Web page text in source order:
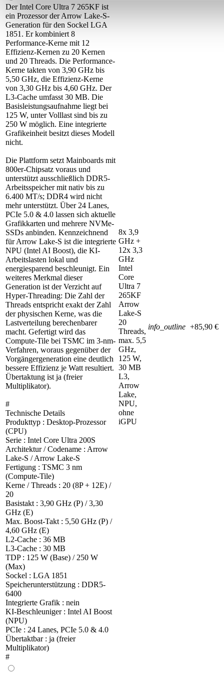
Der Intel Core Ultra 7 265KF ist
ein Prozessor der Arrow Lake-S-
Generation für den Sockel LGA
1851. Er kombiniert 8
Performance-Kerne mit 12
Effizienz-Kernen zu 20 Kernen
und 20 Threads. Die Performance-
Kerne takten von 3,90 GHz bis
5,50 GHz, die Effizienz-Kerne
von 3,30 GHz bis 4,60 GHz. Der
L3-Cache umfasst 30 MB. Die
Basisleistungsaufnahme liegt bei
125 W, unter Volllast sind bis zu
250 W möglich. Eine integrierte
Grafikeinheit besitzt dieses Modell
nicht.
Die Plattform setzt Mainboards mit
800er-Chipsatz voraus und
unterstützt ausschließlich DDR5-
Arbeitsspeicher mit nativ bis zu
6.400 MT/s; DDR4 wird nicht
mehr unterstützt. Über 24 Lanes,
PCIe 5.0 & 4.0 lassen sich aktuelle
Grafikkarten und mehrere NVMe-
SSDs anbinden. Kennzeichnend
für Arrow Lake-S ist die integrierte
NPU (Intel AI Boost), die KI-
Arbeitslasten lokal und
energiesparend beschleunigt. Ein
weiteres Merkmal dieser
Generation ist der Verzicht auf
Hyper-Threading: Die Zahl der
Threads entspricht exakt der Zahl
der physischen Kerne, was die
Lastverteilung berechenbarer
macht. Gefertigt wird das
Compute-Tile bei TSMC im 3-nm-
Verfahren, woraus gegenüber der
Vorgängergeneration eine deutlich
bessere Effizienz je Watt resultiert.
Übertaktung ist ja (freier
Multiplikator).
#
Technische Details
Produkttyp : Desktop-Prozessor
(CPU)
Serie : Intel Core Ultra 200S
Architektur / Codename : Arrow
Lake-S / Arrow Lake-S
Fertigung : TSMC 3 nm
(Compute-Tile)
Kerne / Threads : 20 (8P + 12E) /
20
Basistakt : 3,90 GHz (P) / 3,30
GHz (E)
Max. Boost-Takt : 5,50 GHz (P) /
4,60 GHz (E)
L2-Cache : 36 MB
L3-Cache : 30 MB
TDP : 125 W (Base) / 250 W
(Max)
Sockel : LGA 1851
Speicherunterstützung : DDR5-
6400
Integrierte Grafik : nein
KI-Beschleuniger : Intel AI Boost
(NPU)
PCIe : 24 Lanes, PCIe 5.0 & 4.0
Übertaktbar : ja (freier
Multiplikator)
#
8x 3,9
GHz +
12x 3,3
GHz
Intel
Core
Ultra 7
265KF
Arrow
Lake-S
20
Threads,
max. 5,5
GHz,
125 W,
30 MB
L3,
Arrow
Lake,
NPU,
ohne
iGPU
info_outline +85,90 €